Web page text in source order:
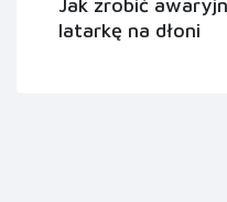
Jak zrobić
latarkę na dłoni